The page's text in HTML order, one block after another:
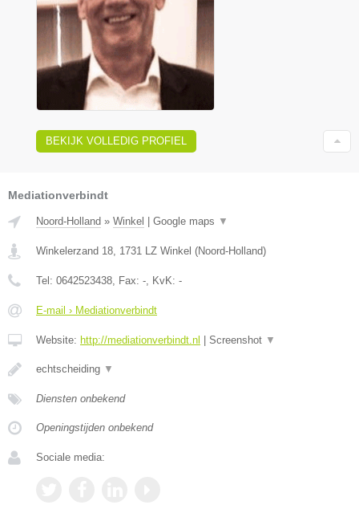
BEKIJK VOLLEDIG PROFIEL
Mediationverbindt
Noord-Holland » Winkel Google maps ▼
Winkelerzand 18, 1731 LZ Winkel (Noord-Holland)
Tel: 0642523438, Fax: -, KvK: -
E-mail › Mediationverbindt
Website: http://mediationverbindt.nl Screenshot ▼
echtscheiding ▼
Diensten onbekend
Openingstijden onbekend
Sociale media: